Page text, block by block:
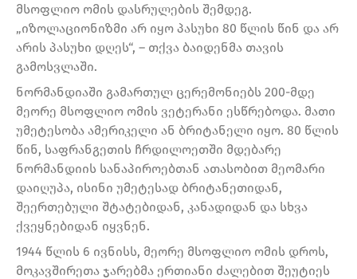
მსოფლიო ომის დასრულების შემდეგ.
„იზოლაციონიზმი არ იყო პასუხი 80 წლის წინ და არ
არის პასუხი დღეს“, – თქვა ბაიდენმა თავის
გამოსვლაში.
ნორმანდიაში გამართულ ცერემონიებს 200-მდე
მეორე მსოფლიო ომის ვეტერანი ესწრებოდა. მათი
უმეტესობა ამერიკელი ან ბრიტანელი იყო. 80 წლის
წინ, საფრანგეთის ჩრდილოეთში მდებარე
ნორმანდიის სანაპიროებთან ათასობით მეომარი
დაიღუპა, ისინი უმეტესად ბრიტანეთიდან,
შეერთებული შტატებიდან, კანადიდან და სხვა
ქვეყნებიდან იყვნენ.
1944 წლის 6 ივნისს, მეორე მსოფლიო ომის დროს,
მოკავშირეთა ჯარებმა ერთიანი ძალებით შეუტიეს